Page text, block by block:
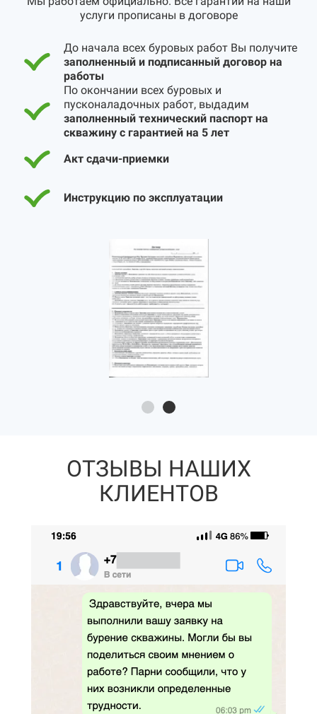
услуги прописаны в договоре
До начала всех буровых работ Вы получите
заполненный и подписанный договор на
работы
По окончании всех буровых и
пусконаладочных работ, выдадим
заполненный технический паспорт на
скважину с гарантией на 5 лет
Акт сдачи-приемки
Инструкцию по эксплуатации
ОТЗЫВЫ НАШИХ
КЛИЕНТОВ